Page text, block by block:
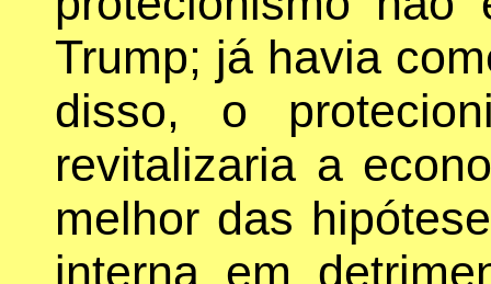
Trump; já havia
disso, o
revitalizaria a
melhor das
interna em